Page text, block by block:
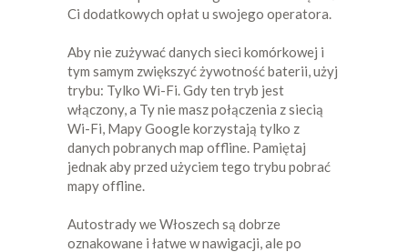
Ci dodatkowych opłat u swojego operatora.
Aby nie zużywać danych sieci komórkowej i
tym samym zwiększyć żywotność baterii, użyj
trybu: Tylko Wi-Fi. Gdy ten tryb jest
włączony, a Ty nie masz połączenia z siecią
Wi-Fi, Mapy Google korzystają tylko z
danych pobranych map offline. Pamiętaj
jednak aby przed użyciem tego trybu pobrać
mapy offline.
Autostrady we Włoszech są dobrze
oznakowane i łatwe w nawigacji, ale po